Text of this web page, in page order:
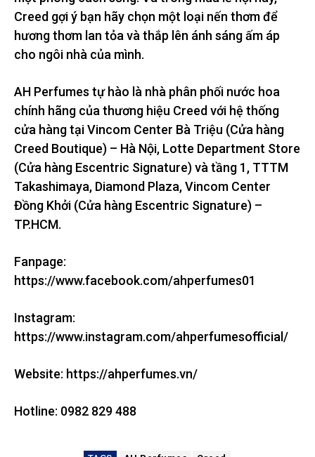
Creed gợi ý bạn hãy chọn một loại nến thơm để
hương thơm lan tỏa và thắp lên ánh sáng ấm áp
cho ngôi nhà của mình.
AH Perfumes tự hào là nhà phân phối nước hoa
chính hãng của thương hiệu Creed với hệ thống
cửa hàng tại Vincom Center Bà Triệu (Cửa hàng
Creed Boutique) – Hà Nội, Lotte Department Store
(Cửa hàng Escentric Signature) và tầng 1, TTTM
Takashimaya, Diamond Plaza, Vincom Center
Đồng Khởi (Cửa hàng Escentric Signature) –
TP.HCM.
Fanpage:
https://www.facebook.com/ahperfumes01
Instagram:
https://www.instagram.com/ahperfumesofficial/
Website: https://ahperfumes.vn/
Hotline: 0982 829 488